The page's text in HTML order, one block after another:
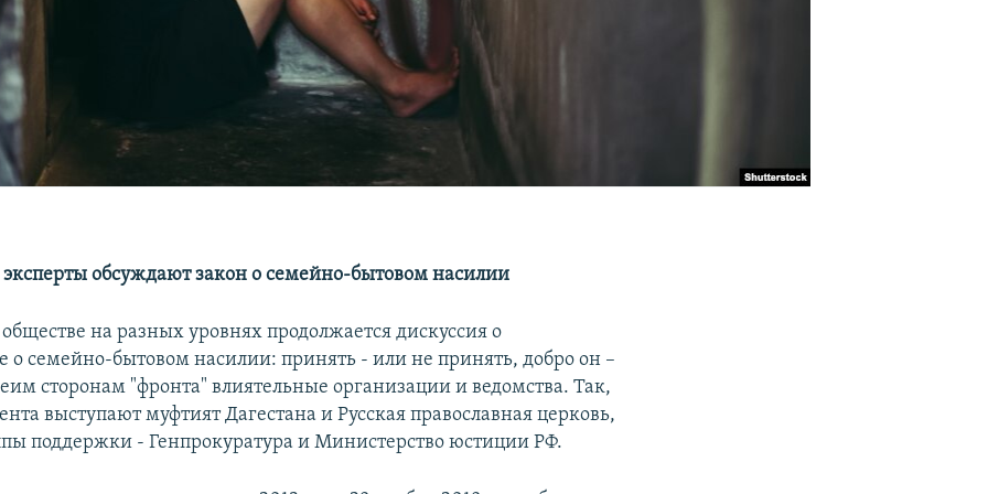
эксперты обсуждают закон о семейно-бытовом насилии
на разных уровнях продолжается дискуссия о
о семейно-бытовом насилии: принять - или не принять, добро он –
сторонам "фронта" влиятельные организации и ведомства. Так,
выступают муфтият Дагестана и Русская православная церковь,
поддержки - Генпрокуратура и Министерство юстиции РФ.